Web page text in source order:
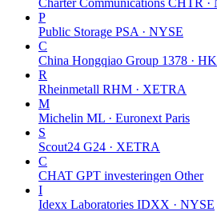
P
Public Storage PSA · NYSE
C
China Hongqiao Group 1378 ·
R
Rheinmetall RHM · XETRA
M
Michelin ML · Euronext Paris
S
Scout24 G24 · XETRA
C
CHAT GPT investeringen Other
I
Idexx Laboratories IDXX · NYSE